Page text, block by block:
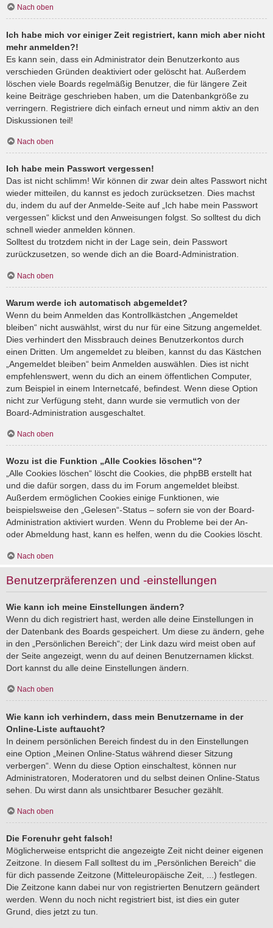
Nach oben
Ich habe mich vor einiger Zeit registriert, kann mich aber nicht
mehr anmelden?!
Es kann sein, dass ein Administrator dein Benutzerkonto aus
verschieden Gründen deaktiviert oder gelöscht hat. Außerdem
löschen viele Boards regelmäßig Benutzer, die für längere Zeit
keine Beiträge geschrieben haben, um die Datenbankgröße zu
verringern. Registriere dich einfach erneut und nimm aktiv an den
Diskussionen teil!
Nach oben
Ich habe mein Passwort vergessen!
Das ist nicht schlimm! Wir können dir zwar dein altes Passwort nicht
wieder mitteilen, du kannst es jedoch zurücksetzen. Dies machst
du, indem du auf der Anmelde-Seite auf „Ich habe mein Passwort
vergessen“ klickst und den Anweisungen folgst. So solltest du dich
schnell wieder anmelden können.
Solltest du trotzdem nicht in der Lage sein, dein Passwort
zurückzusetzen, so wende dich an die Board-Administration.
Nach oben
Warum werde ich automatisch abgemeldet?
Wenn du beim Anmelden das Kontrollkästchen „Angemeldet
bleiben“ nicht auswählst, wirst du nur für eine Sitzung angemeldet.
Dies verhindert den Missbrauch deines Benutzerkontos durch
einen Dritten. Um angemeldet zu bleiben, kannst du das Kästchen
„Angemeldet bleiben“ beim Anmelden auswählen. Dies ist nicht
empfehlenswert, wenn du dich an einem öffentlichen Computer,
zum Beispiel in einem Internetcafé, befindest. Wenn diese Option
nicht zur Verfügung steht, dann wurde sie vermutlich von der
Board-Administration ausgeschaltet.
Nach oben
Wozu ist die Funktion „Alle Cookies löschen“?
„Alle Cookies löschen“ löscht die Cookies, die phpBB erstellt hat
und die dafür sorgen, dass du im Forum angemeldet bleibst.
Außerdem ermöglichen Cookies einige Funktionen, wie
beispielsweise den „Gelesen“-Status – sofern sie von der Board-
Administration aktiviert wurden. Wenn du Probleme bei der An-
oder Abmeldung hast, kann es helfen, wenn du die Cookies löscht.
Nach oben
Benutzerpräferenzen und -einstellungen
Wie kann ich meine Einstellungen ändern?
Wenn du dich registriert hast, werden alle deine Einstellungen in
der Datenbank des Boards gespeichert. Um diese zu ändern, gehe
in den „Persönlichen Bereich“; der Link dazu wird meist oben auf
der Seite angezeigt, wenn du auf deinen Benutzernamen klickst.
Dort kannst du alle deine Einstellungen ändern.
Nach oben
Wie kann ich verhindern, dass mein Benutzername in der
Online-Liste auftaucht?
In deinem persönlichen Bereich findest du in den Einstellungen
eine Option „Meinen Online-Status während dieser Sitzung
verbergen“. Wenn du diese Option einschaltest, können nur
Administratoren, Moderatoren und du selbst deinen Online-Status
sehen. Du wirst dann als unsichtbarer Besucher gezählt.
Nach oben
Die Forenuhr geht falsch!
Möglicherweise entspricht die angezeigte Zeit nicht deiner eigenen
Zeitzone. In diesem Fall solltest du im „Persönlichen Bereich“ die
für dich passende Zeitzone (Mitteleuropäische Zeit, ...) festlegen.
Die Zeitzone kann dabei nur von registrierten Benutzern geändert
werden. Wenn du noch nicht registriert bist, ist dies ein guter
Grund, dies jetzt zu tun.